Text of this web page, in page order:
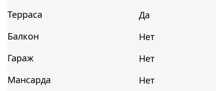
Терраса
Да
Балкон
Нет
Гараж
Нет
Мансарда
Нет